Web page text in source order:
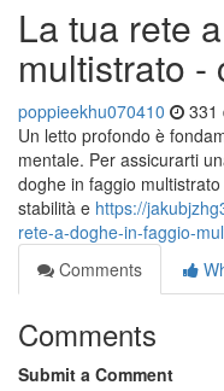
La tua rete
multistrato -
poppieekhu070410 331
Un letto profondo è
mentale. Per assicurarti
doghe in faggio
stabilità e https://
rete-a-doghe-in-faggio-
Comments
Comments
Submit a Comment